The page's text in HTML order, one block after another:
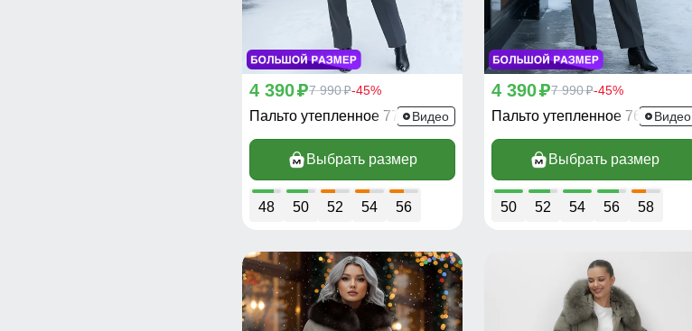
4 390p7 990p-45%
Пальто утепленное 7779SK
Видео
Выбрать размер
48 50 52 54 56
4 390p7 990p-45%
Пальто утепленное 7699SK
Видео
Выбрать размер
50 52 54 56 58